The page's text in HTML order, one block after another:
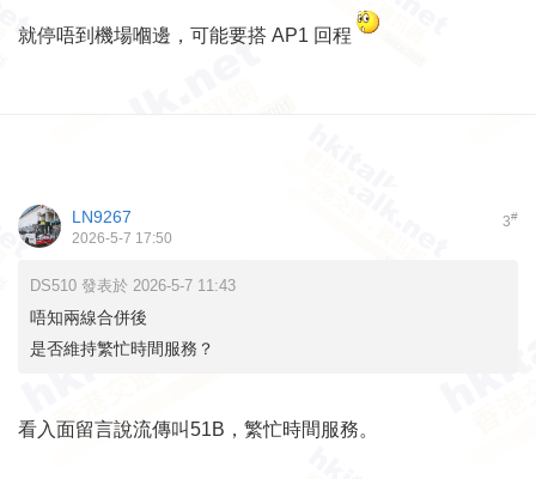
就停唔到機場嗰邊，可能要搭 AP1 回程
3#
LN9267
2026-5-7 17:50
DS510 發表於 2026-5-7 11:43
唔知兩線合併後
是否維持繁忙時間服務？
看入面留言說流傳叫51B，繁忙時間服務。